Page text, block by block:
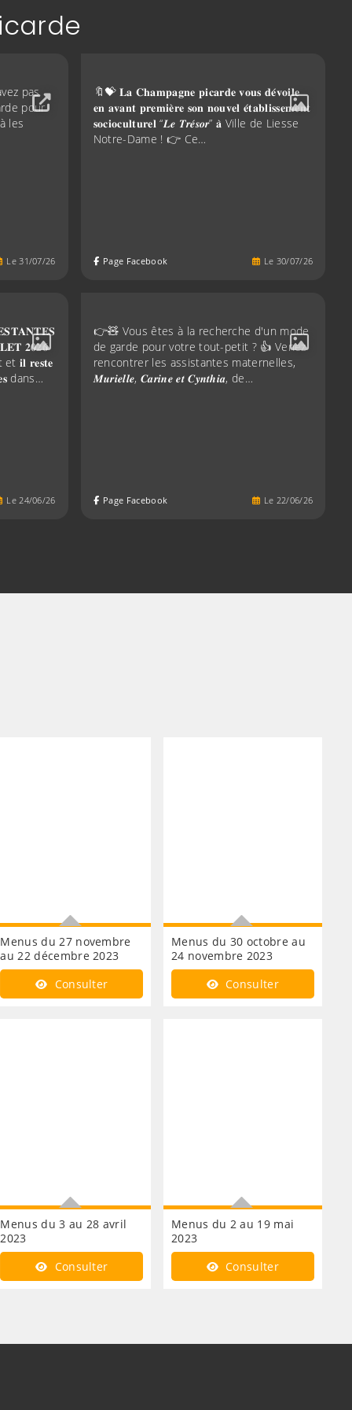
pas
pour
les
Le31/07/26
🔖💝 𝐋𝐚 𝐂𝐡𝐚𝐦𝐩𝐚𝐠𝐧𝐞 𝐩𝐢𝐜𝐚𝐫𝐝𝐞 𝐯𝐨𝐮𝐬 𝐝𝐞́𝐯𝐨𝐢𝐥𝐞
𝐞𝐧 𝐚𝐯𝐚𝐧𝐭 𝐩𝐫𝐞𝐦𝐢𝐞̀𝐫𝐞 𝐬𝐨𝐧 𝐧𝐨𝐮𝐯𝐞𝐥 𝐞́𝐭𝐚𝐛𝐥𝐢𝐬𝐬𝐞𝐦𝐞𝐧𝐭
𝐬𝐨𝐜𝐢𝐨𝐜𝐮𝐥𝐭𝐮𝐫𝐞𝐥 “𝑳𝒆 𝑻𝒓𝒆́𝒔𝒐𝒓” 𝐚̀ Ville de Liesse
Notre-Dame ! 👉 Ce…
Le 30/07/26
Page Facebook
𝟐𝟎𝟐𝟔
𝐢𝐥 𝐫𝐞𝐬𝐭𝐞
dans…
Le24/06/26
👉🧸 Vous êtes à la recherche d'un mode
de garde pour votre tout-petit ? 👍 Venez
rencontrer les assistantes maternelles,
𝑴𝒖𝒓𝒊𝒆𝒍𝒍𝒆, 𝑪𝒂𝒓𝒊𝒏𝒆 𝒆𝒕 𝑪𝒚𝒏𝒕𝒉𝒊𝒂, de…
Le 22/06/26
Page Facebook
Menus du 27 novembre
au 22 décembre 2023
Consultez les repas de la
cantine
Consulter
Menus du 30 octobre au
24 novembre 2023
Consultez les repas de la
cantine
Consulter
Menus du 3 au 28 avril
2023
Consultez les repas de la
cantine
Consulter
Menus du 2 au 19 mai
2023
Consultez les repas de la
cantine
Consulter